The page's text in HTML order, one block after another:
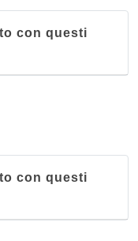
con questi
con questi